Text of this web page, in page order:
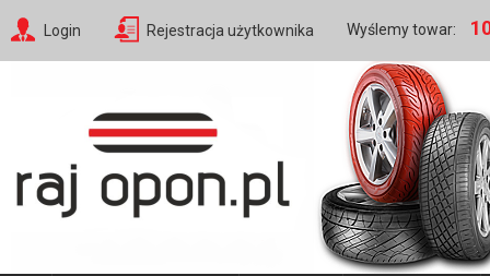
Login Rejestracja użytkownika Wyślemy towar: